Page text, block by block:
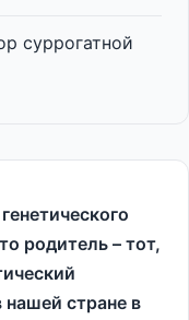
суррогатной
родитель – тот,
стране в